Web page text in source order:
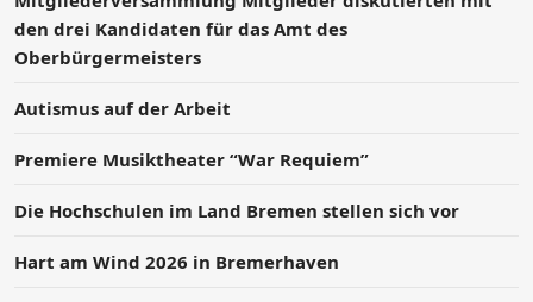
den drei Kandidaten für das Amt des
Oberbürgermeisters
Autismus auf der Arbeit
Premiere Musiktheater “War Requiem”
Die Hochschulen im Land Bremen stellen sich vor
Hart am Wind 2026 in Bremerhaven